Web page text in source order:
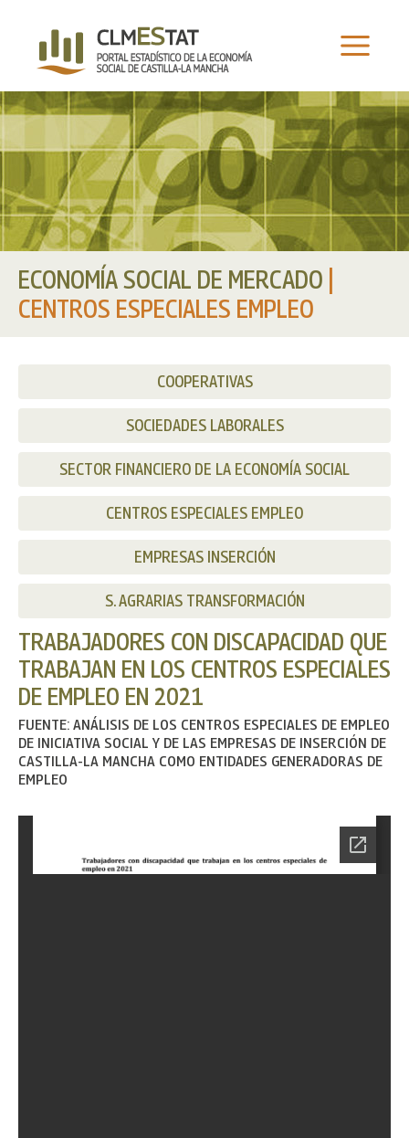
ECONOMÍA SOCIAL DE MERCADO
CENTROS ESPECIALES EMPLEO
COOPERATIVAS
SOCIEDADES LABORALES
SECTOR FINANCIERO DE LA ECONOMÍA SOCIAL
CENTROS ESPECIALES EMPLEO
EMPRESAS INSERCIÓN
S. AGRARIAS TRANSFORMACIÓN
TRABAJADORES CON DISCAPACIDAD QUE
TRABAJAN EN LOS CENTROS ESPECIALES
DE EMPLEO EN 2021
FUENTE: ANÁLISIS DE LOS CENTROS ESPECIALES DE EMPLEO
DE INICIATIVA SOCIAL Y DE LAS EMPRESAS DE INSERCIÓN DE
CASTILLA-LA MANCHA COMO ENTIDADES GENERADORAS DE
EMPLEO